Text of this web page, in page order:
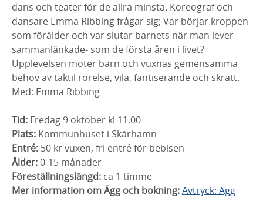
dans och teater för de allra minsta. Koreograf och
dansare Emma Ribbing frågar sig; Var börjar kroppen
som förälder och var slutar barnets när man lever
sammanlänkade- som de första åren i livet?
Upplevelsen möter barn och vuxnas gemensamma
behov av taktil rörelse, vila, fantiserande och skratt.
Med: Emma Ribbing
Tid: Fredag 9 oktober kl 11.00
Plats: Kommunhuset i Skärhamn
Entré: 50 kr vuxen, fri entré för bebisen
Ålder:0-15 månader
Föreställningslängd: ca 1 timme
Mer information om Ägg och bokning:Avtryck: Ägg